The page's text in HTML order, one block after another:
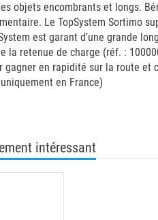
objets encombrants et longs.
Le TopSystem Sortimo
est garant d’une grande
la retenue de charge (réf. :
gagner en rapidité sur la route
en France)
intéressant